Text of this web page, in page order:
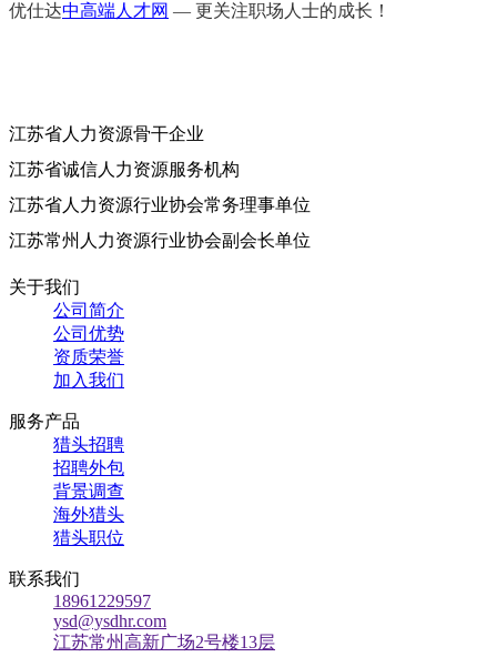
优仕达中高端人才网 — 更关注职场人士的成长！
江苏省人力资源骨干企业
江苏省诚信人力资源服务机构
江苏省人力资源行业协会常务理事单位
江苏常州人力资源行业协会副会长单位
关于我们
公司简介
公司优势
资质荣誉
加入我们
服务产品
猎头招聘
招聘外包
背景调查
海外猎头
猎头职位
联系我们
18961229597
ysd@ysdhr.com
江苏常州高新广场2号楼13层